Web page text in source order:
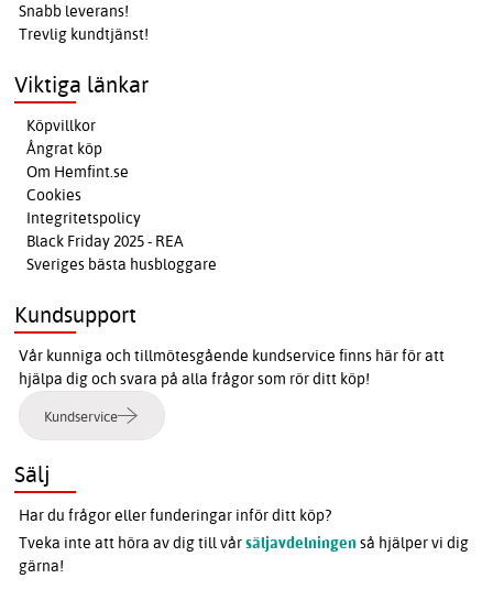
Snabb leverans!
Trevlig kundtjänst!
Viktiga länkar
Köpvillkor
Ångrat köp
Om Hemfint.se
Cookies
Integritetspolicy
Black Friday 2025 - REA
Sveriges bästa husbloggare
Kundsupport
Vår kunniga och tillmötesgående kundservice finns här för att
hjälpa dig och svara på alla frågor som rör ditt köp!
Kundservice
Sälj
Har du frågor eller funderingar inför ditt köp?
Tveka inte att höra av dig till vårsäljavdelningen så hjälper vi dig
gärna!